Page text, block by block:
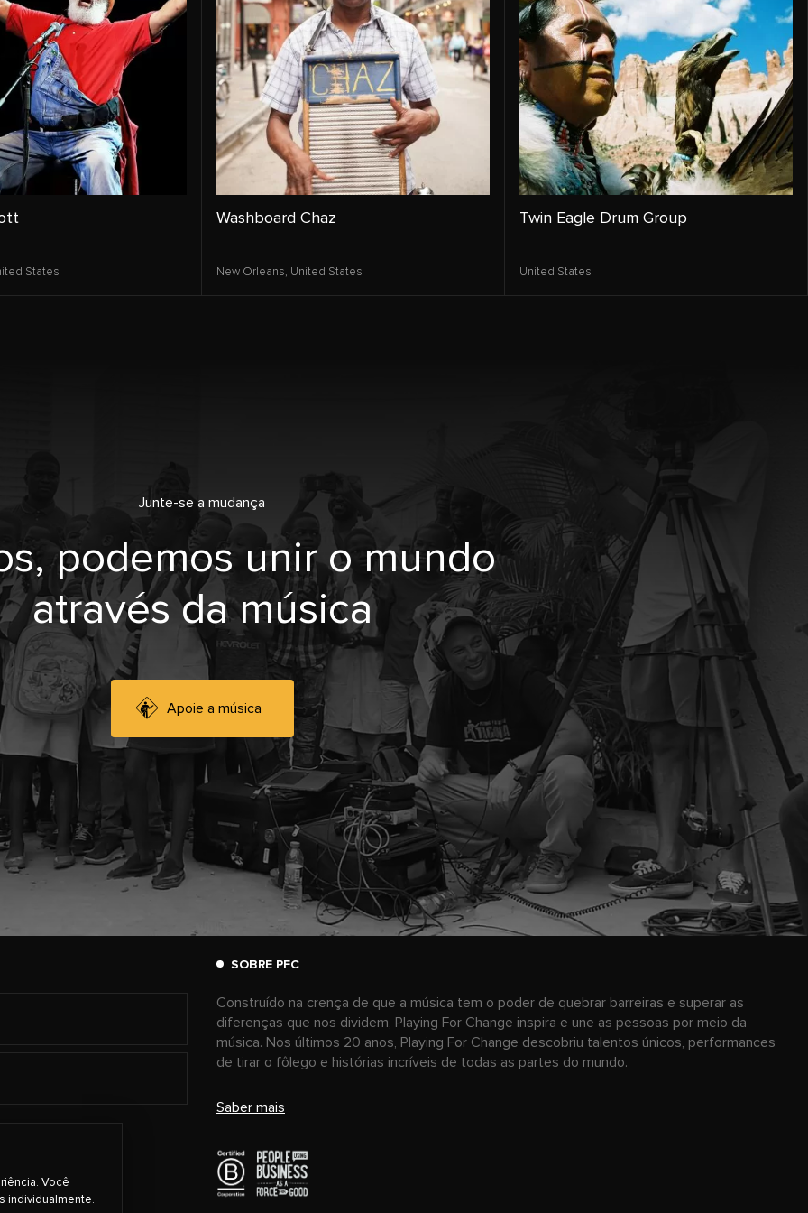
States
Washboard Chaz
New Orleans, United States
Twin Eagle Drum Group
United States
Junte-se a mudança
podemos unir o mundo
através da música
Apoie a música
SOBRE PFC
Construído na crença de que a música tem o poder de quebrar barreiras e superar as
diferenças que nos dividem, Playing For Change inspira e une as pessoas por meio da
música. Nos últimos 20 anos, Playing For Change descobriu talentos únicos, performances
de tirar o fôlego e histórias incríveis de todas as partes do mundo.
Saber mais
Você
individualmente.